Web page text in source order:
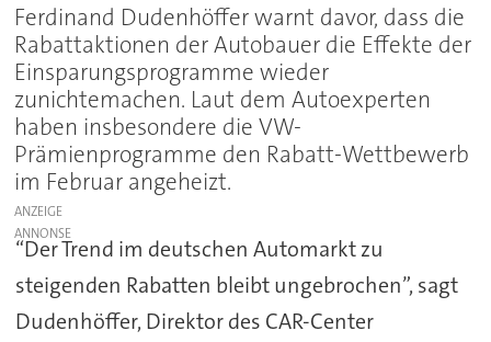
Ferdinand Dudenhöffer warnt davor, dass die
Rabattaktionen der Autobauer die Effekte der
Einsparungsprogramme wieder
zunichtemachen. Laut dem Autoexperten
haben insbesondere die VW-
Prämienprogramme den Rabatt-Wettbewerb
im Februar angeheizt.
ANZEIGE
“Der Trend im deutschen Automarkt zu
steigenden Rabatten bleibt ungebrochen”, sagt
Dudenhöffer, Direktor des CAR-Center